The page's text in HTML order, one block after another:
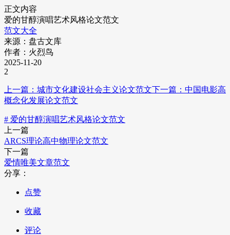
正文内容
爱的甘醇演唱艺术风格论文范文
范文大全
来源：盘古文库
作者：火烈鸟
2025-11-20
2
上一篇：城市文化建设社会主义论文范文下一篇：中国电影高
概念化发展论文范文
# 爱的甘醇演唱艺术风格论文范文
上一篇
ARCS理论高中物理论文范文
下一篇
爱情唯美文章范文
分享：
点赞
收藏
评论